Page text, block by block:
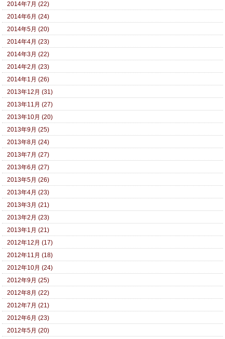
2014年7月 (22)
2014年6月 (24)
2014年5月 (20)
2014年4月 (23)
2014年3月 (22)
2014年2月 (23)
2014年1月 (26)
2013年12月 (31)
2013年11月 (27)
2013年10月 (20)
2013年9月 (25)
2013年8月 (24)
2013年7月 (27)
2013年6月 (27)
2013年5月 (26)
2013年4月 (23)
2013年3月 (21)
2013年2月 (23)
2013年1月 (21)
2012年12月 (17)
2012年11月 (18)
2012年10月 (24)
2012年9月 (25)
2012年8月 (22)
2012年7月 (21)
2012年6月 (23)
2012年5月 (20)